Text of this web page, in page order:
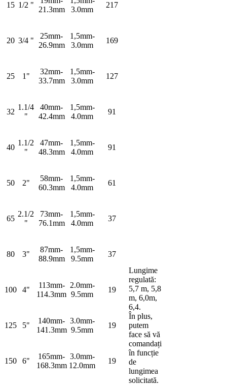
Lungime
regulată:
5,7 m, 5,8
m, 6,0m,
6,4.
În plus,
putem
face să vă
comandați
în funcție
de
lungimea
solicitată.
15 1/2 "
21.3mm
3.0mm
217
20 3/4 "
25mm-
26.9mm
1,5mm-
3.0mm
169
25 1"
32mm-
33.7mm
1,5mm-
3.0mm
127
32
1.1/4
"
40mm-
42.4mm
1,5mm-
4.0mm
91
40
1.1/2
"
47mm-
48.3mm
1,5mm-
4.0mm
91
50 2"
58mm-
60.3mm
1,5mm-
4.0mm
61
65
2.1/2
"
73mm-
76.1mm
1,5mm-
4.0mm
37
80 3"
87mm-
88.9mm
1,5mm-
9.5mm
37
100 4"
113mm-
114.3mm
2.0mm-
9.5mm
19
125 5"
140mm-
141.3mm
3.0mm-
9.5mm
19
150 6"
165mm-
168.3mm
3.0mm-
12.0mm
19